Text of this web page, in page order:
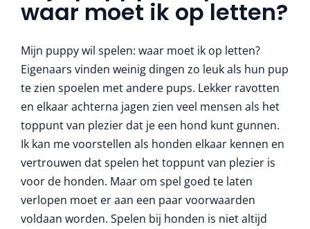
More
waar moet ik op letten?
Mijn puppy wil spelen: waar moet ik op letten?
Eigenaars vinden weinig dingen zo leuk als hun pup
te zien spoelen met andere pups. Lekker ravotten
en elkaar achterna jagen zien veel mensen als het
toppunt van plezier dat je een hond kunt gunnen.
Ik kan me voorstellen als honden elkaar kennen en
vertrouwen dat spelen het toppunt van plezier is
voor de honden. Maar om spel goed te laten
verlopen moet er aan een paar voorwaarden
voldaan worden. Spelen bij honden is niet altijd